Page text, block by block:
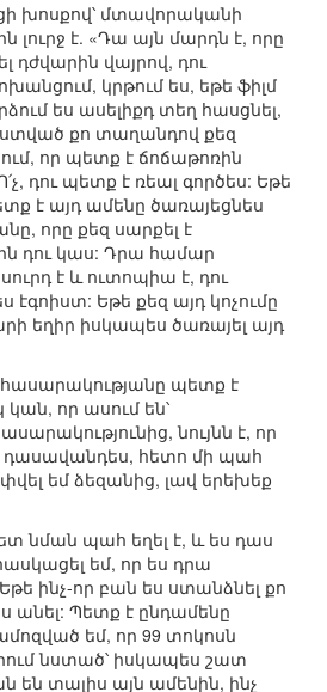
խոսքով՝ մտավորականի
է. «Դա այն մարդն է, որը
դժվարին վայրով, դու
կրթում ես, եթե ֆիլմ
ես ասելիքդ տեղ հասցնել,
քո տաղանդով քեզ
որ պետք է ճոճաթոռին
դու պետք է ռեալ գործես: Եթե
է այդ ամենը ծառայեցնես
որը քեզ սարքել է
դու կաս: Դրա համար
է և ուտոպիա է, դու
էգոիստ: Եթե քեզ այդ կոչումը
եղիր իսկապես ծառայել այդ
հասարակությանը պետք է
կան, որ ասում են՝
նույնն է, որ
դասավանդես, հետո մի պահ
եմ ձեզանից, լավ երեխեք
նման պահ եղել է, և ես դաս
եմ, որ ես դրա
ինչ-որ բան ես ստանձնել քո
Պետք է ընդամենը
եմ, որ 99 տոկոսն
նստած՝ իսկապես շատ
տալիս այն ամենին, ինչ